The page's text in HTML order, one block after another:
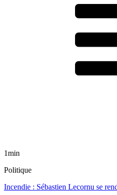
1min
Politique
Incendie : Sébastien Lecornu se